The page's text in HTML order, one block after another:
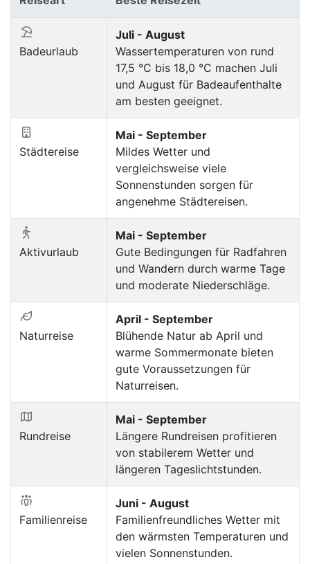
Badeurlaub
Juli - August
Wassertemperaturen von rund
17,5 °C bis 18,0 °C machen Juli
und August für Badeaufenthalte
am besten geeignet.
Städtereise
Mai - September
Mildes Wetter und
vergleichsweise viele
Sonnenstunden sorgen für
angenehme Städtereisen.
Aktivurlaub
Mai - September
Gute Bedingungen für Radfahren
und Wandern durch warme Tage
und moderate Niederschläge.
Naturreise
April - September
Blühende Natur ab April und
warme Sommermonate bieten
gute Voraussetzungen für
Naturreisen.
Rundreise
Mai - September
Längere Rundreisen profitieren
von stabilerem Wetter und
längeren Tageslichtstunden.
Familienreise
Juni - August
Familienfreundliches Wetter mit
den wärmsten Temperaturen und
vielen Sonnenstunden.